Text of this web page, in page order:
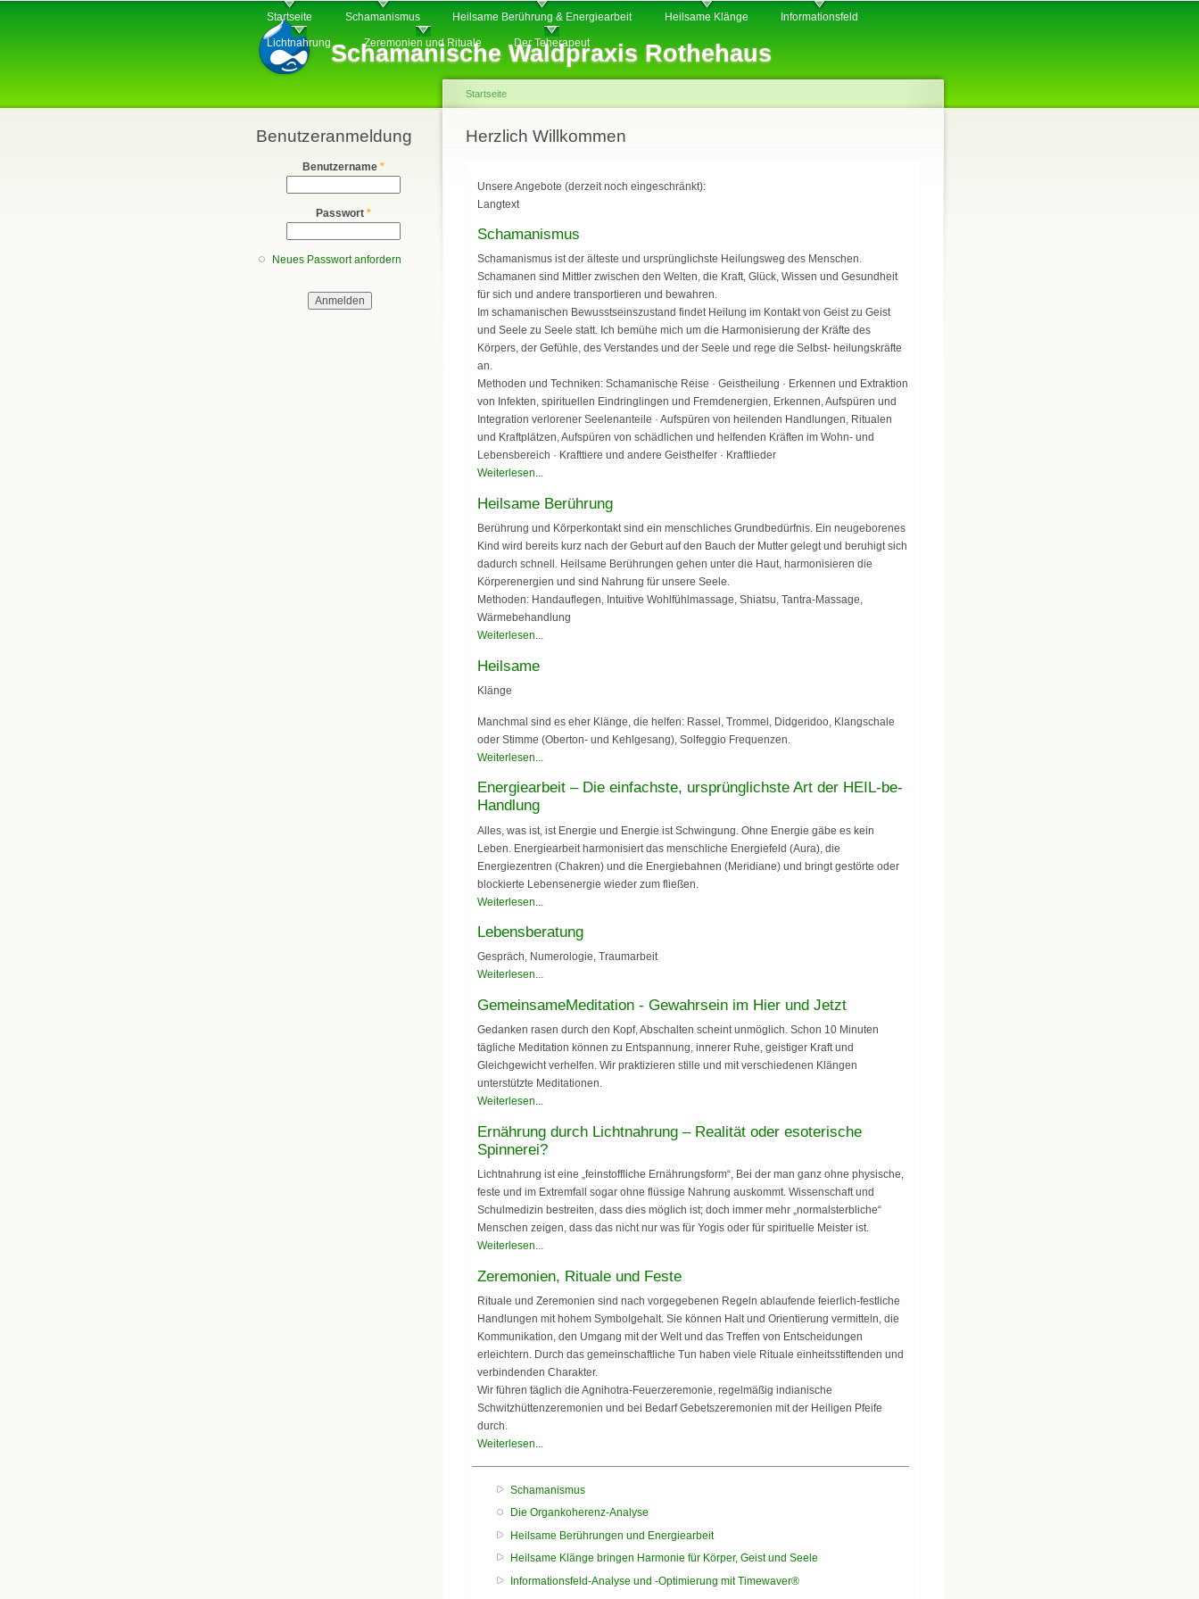
Direkt
zum
Inhalt
Schamanische Waldpraxis Rothehaus
Hauptmenü
Startseite Schamanismus Heilsame Berührung & Energiearbeit Heilsame Klänge Informationsfeld
Lichtnahrung Zeremonien und Rituale Der Teherapeut
Benutzeranmeldung
Benutzername *
Passwort *
Neues Passwort anfordern
Sie sind hier
Startseite
Herzlich Willkommen
Unsere Angebote (derzeit noch eingeschränkt):
Langtext
Schamanismus
Schamanismus ist der älteste und ursprünglichste Heilungsweg des Menschen.
Schamanen sind Mittler zwischen den Welten, die Kraft, Glück, Wissen und Gesundheit
für sich und andere transportieren und bewahren.
Im schamanischen Bewusstseinszustand findet Heilung im Kontakt von Geist zu Geist
und Seele zu Seele statt. Ich bemühe mich um die Harmonisierung der Kräfte des
Körpers, der Gefühle, des Verstandes und der Seele und rege die Selbst- heilungskräfte
an.
Methoden und Techniken: Schamanische Reise · Geistheilung · Erkennen und Extraktion
von Infekten, spirituellen Eindringlingen und Fremdenergien, Erkennen, Aufspüren und
Integration verlorener Seelenanteile · Aufspüren von heilenden Handlungen, Ritualen
und Kraftplätzen, Aufspüren von schädlichen und helfenden Kräften im Wohn- und
Lebensbereich · Krafttiere und andere Geisthelfer · Kraftlieder
Weiterlesen...
Heilsame Berührung
Berührung und Körperkontakt sind ein menschliches Grundbedürfnis. Ein neugeborenes
Kind wird bereits kurz nach der Geburt auf den Bauch der Mutter gelegt und beruhigt sich
dadurch schnell. Heilsame Berührungen gehen unter die Haut, harmonisieren die
Körperenergien und sind Nahrung für unsere Seele.
Methoden: Handauflegen, Intuitive Wohlfühlmassage, Shiatsu, Tantra-Massage,
Wärmebehandlung
Weiterlesen...
Heilsame
Klänge
Manchmal sind es eher Klänge, die helfen: Rassel, Trommel, Didgeridoo, Klangschale
oder Stimme (Oberton- und Kehlgesang), Solfeggio Frequenzen.
Weiterlesen...
Energiearbeit – Die einfachste, ursprünglichste Art der HEIL-be-
Handlung
Alles, was ist, ist Energie und Energie ist Schwingung. Ohne Energie gäbe es kein
Leben. Energiearbeit harmonisiert das menschliche Energiefeld (Aura), die
Energiezentren (Chakren) und die Energiebahnen (Meridiane) und bringt gestörte oder
blockierte Lebensenergie wieder zum fließen.
Weiterlesen...
Lebensberatung
Gespräch, Numerologie, Traumarbeit
Weiterlesen...
GemeinsameMeditation - Gewahrsein im Hier und Jetzt
Gedanken rasen durch den Kopf, Abschalten scheint unmöglich. Schon 10 Minuten
tägliche Meditation können zu Entspannung, innerer Ruhe, geistiger Kraft und
Gleichgewicht verhelfen. Wir praktizieren stille und mit verschiedenen Klängen
unterstützte Meditationen.
Weiterlesen...
Ernährung durch Lichtnahrung – Realität oder esoterische
Spinnerei?
Lichtnahrung ist eine „feinstoffliche Ernährungsform“, Bei der man ganz ohne physische,
feste und im Extremfall sogar ohne flüssige Nahrung auskommt. Wissenschaft und
Schulmedizin bestreiten, dass dies möglich ist; doch immer mehr „normalsterbliche“
Menschen zeigen, dass das nicht nur was für Yogis oder für spirituelle Meister ist.
Weiterlesen...
Zeremonien, Rituale und Feste
Rituale und Zeremonien sind nach vorgegebenen Regeln ablaufende feierlich-festliche
Handlungen mit hohem Symbolgehalt. Sie können Halt und Orientierung vermitteln, die
Kommunikation, den Umgang mit der Welt und das Treffen von Entscheidungen
erleichtern. Durch das gemeinschaftliche Tun haben viele Rituale einheitsstiftenden und
verbindenden Charakter.
Wir führen täglich die Agnihotra-Feuerzeremonie, regelmäßig indianische
Schwitzhüttenzeremonien und bei Bedarf Gebetszeremonien mit der Heiligen Pfeife
durch.
Weiterlesen...
Schamanismus
Die Organkoherenz-Analyse
Heilsame Berührungen und Energiearbeit
Heilsame Klänge bringen Harmonie für Körper, Geist und Seele
Informationsfeld-Analyse und -Optimierung mit Timewaver®